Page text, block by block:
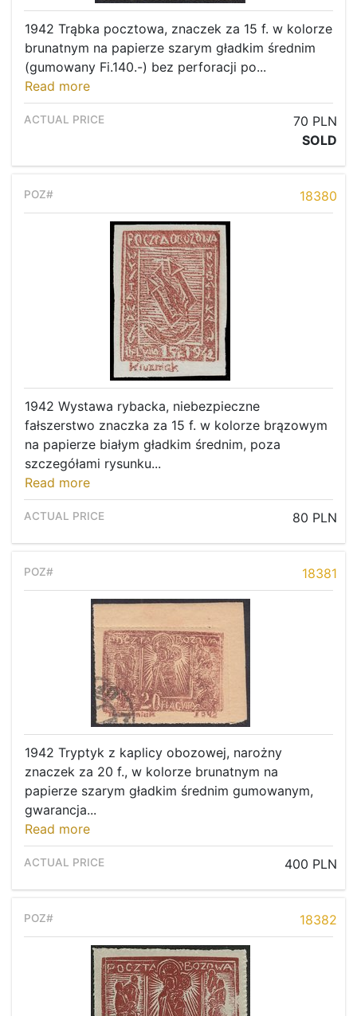
1942 Trąbka pocztowa, znaczek za 15 f. w kolorze
brunatnym na papierze szarym gładkim średnim
(gumowany Fi.140.-) bez perforacji po...
Read more
70 PLN
SOLD
18380
1942 Wystawa rybacka, niebezpieczne
fałszerstwo znaczka za 15 f. w kolorze brązowym
na papierze białym gładkim średnim, poza
szczegółami rysunku...
Read more
80 PLN
18381
1942 Tryptyk z kaplicy obozowej, narożny
znaczek za 20 f., w kolorze brunatnym na
papierze szarym gładkim średnim gumowanym,
gwarancja...
Read more
400 PLN
18382